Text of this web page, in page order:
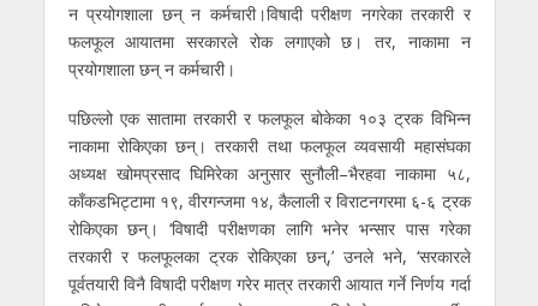
न प्रयोगशाला छन् न कर्मचारी।विषादी परीक्षण नगरेका तरकारी र
फलफूल आयातमा सरकारले रोक लगाएको छ। तर, नाकामा न
प्रयोगशाला छन् न कर्मचारी।
पछिल्लो एक सातामा तरकारी र फलफूल बोकेका १०३ ट्रक विभिन्न
नाकामा रोकिएका छन्। तरकारी तथा फलफूल व्यवसायी महासंघका
अध्यक्ष खोमप्रसाद घिमिरेका अनुसार सुनौली–भैरहवा नाकामा ५८,
काँकडभिट्टामा १९, वीरगन्जमा १४, कैलाली र विराटनगरमा ६-६ ट्रक
रोकिएका छन्। ‘विषादी परीक्षणका लागि भनेर भन्सार पास गरेका
तरकारी र फलफूलका ट्रक रोकिएका छन्,’ उनले भने, ‘सरकारले
पूर्वतयारी विनै विषादी परीक्षण गरेर मात्र तरकारी आयात गर्ने निर्णय गर्दा